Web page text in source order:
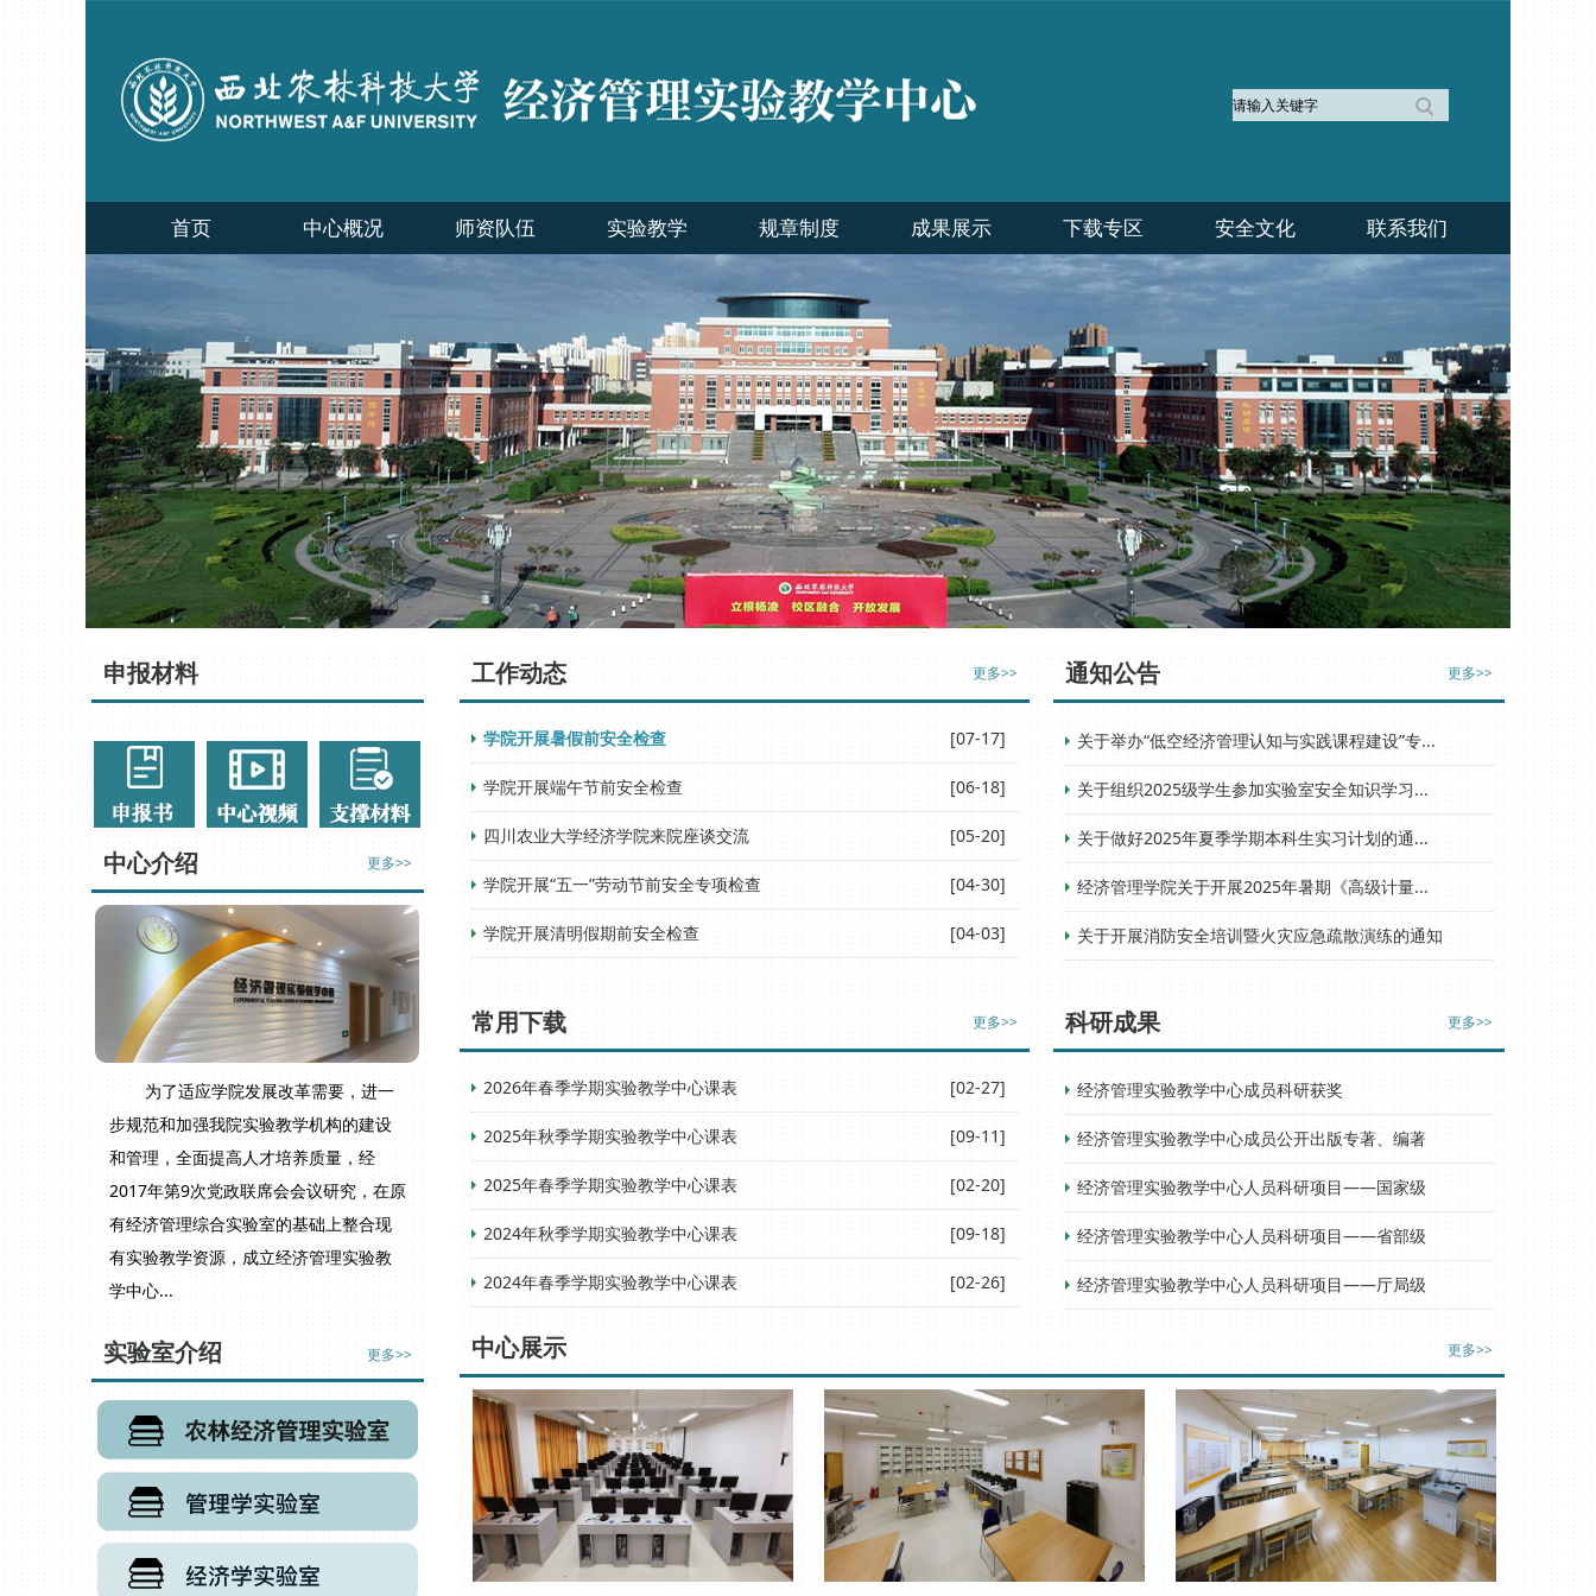
首页 中心概况 师资队伍 实验教学 规章制度 成果展示 下载专区 安全文化 联系我们
申报材料
更多>>
中心介绍
为了适应学院发展改革需要，进一
步规范和加强我院实验教学机构的建设
和管理，全面提高人才培养质量，经
2017年第9次党政联席会会议研究，在原
有经济管理综合实验室的基础上整合现
有实验教学资源，成立经济管理实验教
学中心...
更多>>
实验室介绍
更多>>
工作动态
[07-17]
学院开展暑假前安全检查
[06-18]
学院开展端午节前安全检查
[05-20]
四川农业大学经济学院来院座谈交流
[04-30]
学院开展“五一”劳动节前安全专项检查
[04-03]
学院开展清明假期前安全检查
更多>>
通知公告
关于举办“低空经济管理认知与实践课程建设”专...
关于组织2025级学生参加实验室安全知识学习...
关于做好2025年夏季学期本科生实习计划的通...
经济管理学院关于开展2025年暑期《高级计量...
关于开展消防安全培训暨火灾应急疏散演练的通知
更多>>
常用下载
[02-27]
2026年春季学期实验教学中心课表
[09-11]
2025年秋季学期实验教学中心课表
[02-20]
2025年春季学期实验教学中心课表
[09-18]
2024年秋季学期实验教学中心课表
[02-26]
2024年春季学期实验教学中心课表
更多>>
科研成果
经济管理实验教学中心成员科研获奖
经济管理实验教学中心成员公开出版专著、编著
经济管理实验教学中心人员科研项目——国家级
经济管理实验教学中心人员科研项目——省部级
经济管理实验教学中心人员科研项目——厅局级
更多>>
中心展示